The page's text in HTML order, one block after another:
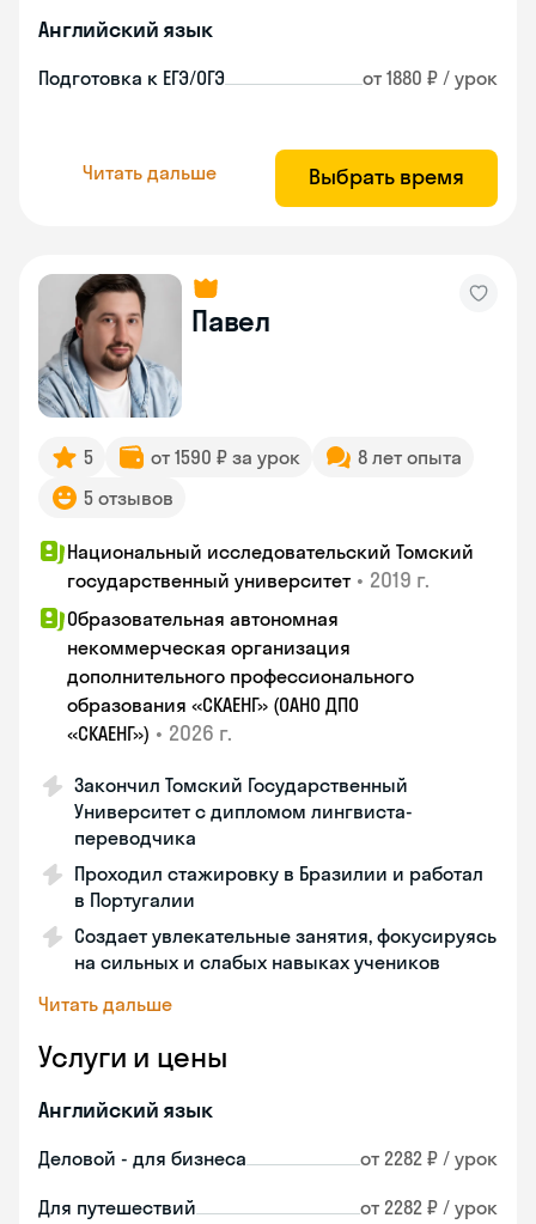
Английский язык
Подготовка к ЕГЭ/ОГЭ от 1880 ₽ / урок
Читать дальше Выбрать время
Павел
5 от 1590 ₽ за урок
8 лет опыта
5 отзывов
Национальный исследовательский Томский
государственный университет • 2019 г.
Образовательная автономная
некоммерческая организация
дополнительного профессионального
образования «СКАЕНГ» (ОАНО ДПО
«СКАЕНГ») • 2026 г.
Закончил Томский Государственный
Университет с дипломом лингвиста-
переводчика
Проходил стажировку в Бразилии и работал
в Португалии
Создает увлекательные занятия, фокусируясь
на сильных и слабых навыках учеников
Читать дальше
Услуги и цены
Английский язык
Деловой - для бизнеса от 2282 ₽ / урок
Для путешествий от 2282 ₽ / урок